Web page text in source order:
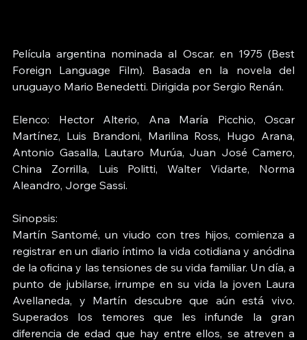
Película argentina nominada al Oscar. en 1975 (Best
Foreign Language Film). Basada en la novela del
uruguayo Mario Benedetti. Dirigida por Sergio Renán.
Elenco: Hector Alterio, Ana María Picchio, Oscar
Martínez, Luis Brandoni, Marilina Ross, Hugo Arana,
Antonio Gasalla, Lautaro Murúa, Juan José Camero,
China Zorrilla, Luis Politti, Walter Vidarte, Norma
Aleandro, Jorge Sassi.
Sinopsis:
Martín Santomé, un viudo con tres hijos, comienza a
registrar en un diario íntimo la vida cotidiana y anódina
de la oficina y las tensiones de su vida familiar. Un día, a
punto de jubilarse, irrumpe en su vida la joven Laura
Avellaneda, y Martín descubre que aún está vivo.
Superados los temores que les infunde la gran
diferencia de edad que hay entre ellos, se atreven a